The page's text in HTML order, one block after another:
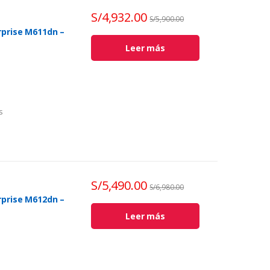
M611dn –
S/4,932.00 S/5,900.00
Leer más
M612dn –
S/5,490.00 S/6,980.00
Leer más